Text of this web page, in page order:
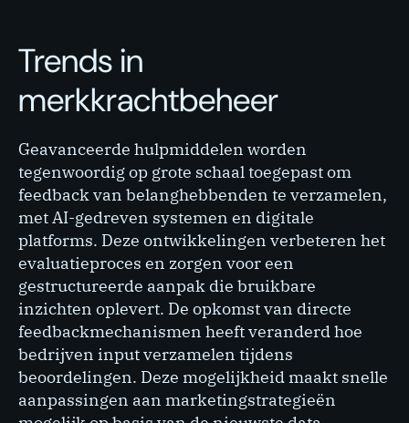
Trends in
merkkrachtbeheer
Geavanceerde hulpmiddelen worden
tegenwoordig op grote schaal toegepast om
feedback van belanghebbenden te verzamelen,
met AI-gedreven systemen en digitale
platforms. Deze ontwikkelingen verbeteren het
evaluatieproces en zorgen voor een
gestructureerde aanpak die bruikbare
inzichten oplevert. De opkomst van directe
feedbackmechanismen heeft veranderd hoe
bedrijven input verzamelen tijdens
beoordelingen. Deze mogelijkheid maakt snelle
aanpassingen aan marketingstrategieën